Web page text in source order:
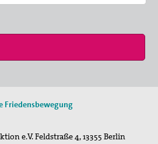
unter den Lind…
Friedensbewegung
e.V.Feldstraße 4,13355 Berlin